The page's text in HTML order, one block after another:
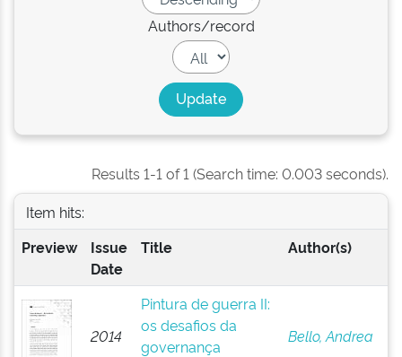
Authors/record
Results 1-1 of 1 (Search time: 0.003 seconds).
Item hits:
Preview
Issue
Date
Title Author(s)
2014
Pintura de guerra II:
os desafios da
governança
Bello, Andrea